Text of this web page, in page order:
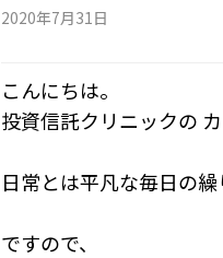
2020年7月31日
こんにちは。
投資信託クリニックの
日常とは平凡な毎日の繰
ですので、